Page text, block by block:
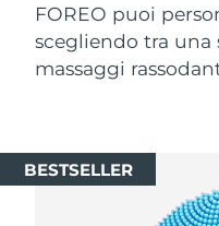
FOREO puoi
scegliendo tra una
massaggi
BESTSELLER